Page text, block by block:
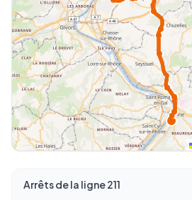
Arrêts de la ligne 211